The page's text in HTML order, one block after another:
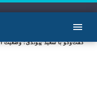
گفت‌وگو با سعید پیوندی؛ وضعیت